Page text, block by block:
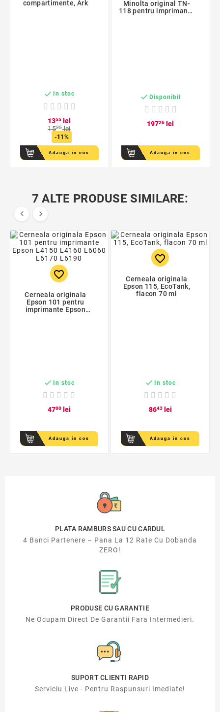
compartimente, Ark
 In stoc
1355
lei
1525lei
-11%
Adauga in cos
Minolta original TN-
118 pentru imprimante
 Disponibil
19726 lei
Adauga in cos
7 ALTE PRODUSE SIMILARE:
 
favorite_border
Cerneala originala
Epson 101 pentru
imprimante Epson
 In stoc
4700lei
Adauga in cos
favorite_border
Cerneala originala
Epson 115, EcoTank,
flacon 70 ml
 In stoc
8643lei
Adauga in cos
PLATA RAMBURS SAU CU CARDUL
4 Banci Partenere – Pana La 12 Rate Cu Dobanda
ZERO!
PRODUSE CU GARANTIE
Ne Ocupam Direct De Garantii Fara Intermedieri.
SUPORT CLIENTI RAPID
Serviciu Live - Pentru Raspunsuri Imediate!